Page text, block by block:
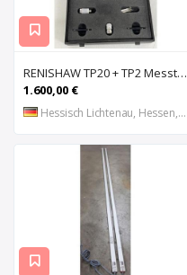
RENISHAW TP20 + TP2 Messtaster für Messmaschine, Messkopf, Probe Kit,
1.600,00 €
Hessisch Lichtenau, Hessen, DE